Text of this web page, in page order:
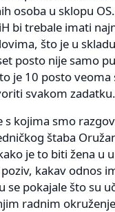
osoba u sklopu
bi trebale imati
što je u
posto nije samo
je 10 posto veoma
svakom zadatku.
s kojima smo
štaba
je to biti žena u
kakav odnos
se pokajale što su
radnim